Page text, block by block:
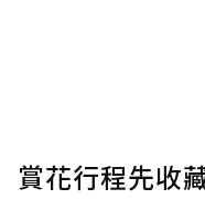
賞花行程先收